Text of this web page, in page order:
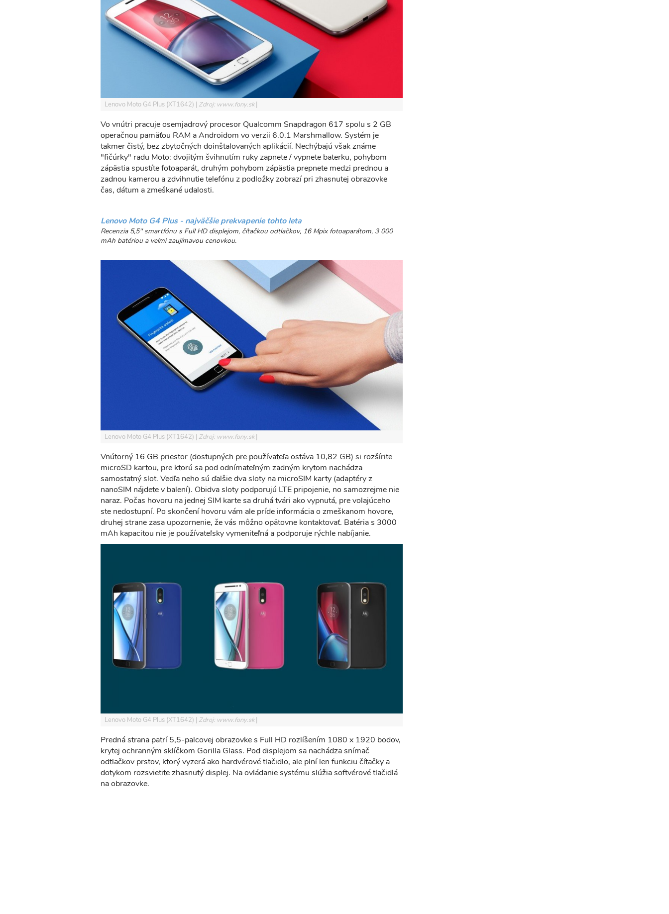
Lenovo Moto G4 Plus (XT1642) Zdroj: www.fony.sk
Vo vnútri pracuje osemjadrový procesor Qualcomm Snapdragon 617 spolu s 2 GB
operačnou pamäťou RAM a Androidom vo verzii 6.0.1 Marshmallow. Systém je
takmer čistý, bez zbytočných doinštalovaných aplikácií. Nechýbajú však známe
"fičúrky" radu Moto: dvojitým švihnutím ruky zapnete / vypnete baterku, pohybom
zápästia spustíte fotoaparát, druhým pohybom zápästia prepnete medzi prednou a
zadnou kamerou a zdvihnutie telefónu z podložky zobrazí pri zhasnutej obrazovke
čas, dátum a zmeškané udalosti.
Lenovo Moto G4 Plus - najväčšie prekvapenie tohto leta
Recenzia 5,5'' smartfónu s Full HD displejom, čítačkou odtlačkov, 16 Mpix fotoaparátom, 3 000
mAh batériou a veľmi zaujímavou cenovkou.
Lenovo Moto G4 Plus (XT1642) Zdroj: www.fony.sk
Vnútorný 16 GB priestor (dostupných pre používateľa ostáva 10,82 GB) si rozšírite
microSD kartou, pre ktorú sa pod odnímateľným zadným krytom nachádza
samostatný slot. Vedľa neho sú ďalšie dva sloty na microSIM karty (adaptéry z
nanoSIM nájdete v balení). Obidva sloty podporujú LTE pripojenie, no samozrejme nie
naraz. Počas hovoru na jednej SIM karte sa druhá tvári ako vypnutá, pre volajúceho
ste nedostupní. Po skončení hovoru vám ale príde informácia o zmeškanom hovore,
druhej strane zasa upozornenie, že vás môžno opätovne kontaktovať. Batéria s 3000
mAh kapacitou nie je používateľsky vymeniteľná a podporuje rýchle nabíjanie.
Lenovo Moto G4 Plus (XT1642) Zdroj: www.fony.sk
Predná strana patrí 5,5-palcovej obrazovke s Full HD rozlíšením 1080 x 1920 bodov,
krytej ochranným sklíčkom Gorilla Glass. Pod displejom sa nachádza snímač
odtlačkov prstov, ktorý vyzerá ako hardvérové tlačidlo, ale plní len funkciu čítačky a
dotykom rozsvietite zhasnutý displej. Na ovládanie systému slúžia softvérové tlačidlá
na obrazovke.